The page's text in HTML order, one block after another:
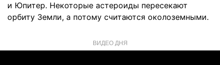
и Юпитер. Некоторые астероиды пересекают
орбиту Земли, а потому считаются околоземными.
ВИДЕО ДНЯ